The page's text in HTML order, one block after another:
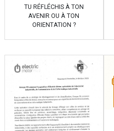
TU RÉFLÉCHIS À TON
AVENIR OU À TON
ORIENTATION ?